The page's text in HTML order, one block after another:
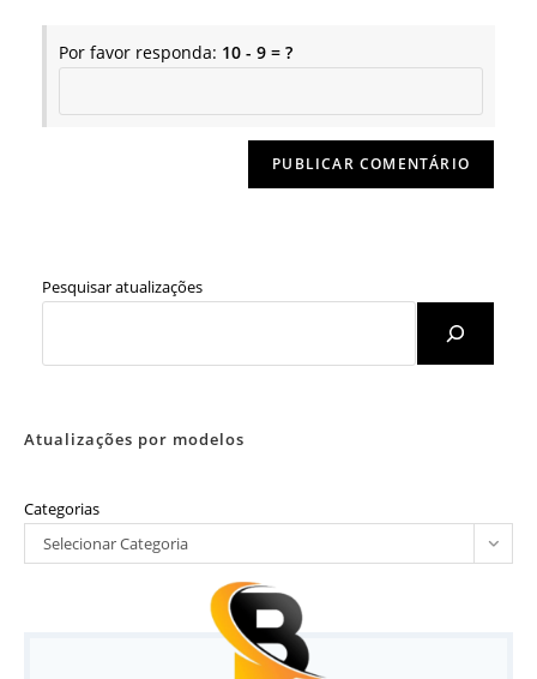
Por favor responda: 10 - 9 = ?
Pesquisar atualizações
Atualizações por modelos
Categorias
Selecionar Categoria